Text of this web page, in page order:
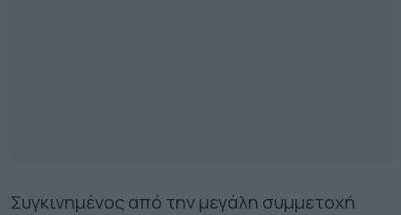
Συγκινημένος από την μεγάλη συμμετοχή